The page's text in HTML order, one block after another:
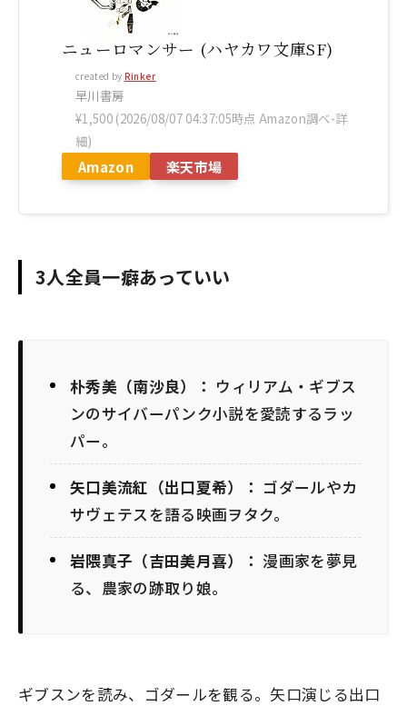
ニューロマンサー (ハヤカワ文庫SF)
created by Rinker
早川書房
¥1,500 (2026/08/07 04:37:05時点 Amazon調べ-詳
細)
Amazon 楽天市場
3人全員一癖あっていい
朴秀美（南沙良）： ウィリアム・ギブス
ンのサイバーパンク小説を愛読するラッ
パー。
矢口美流紅（出口夏希）： ゴダールやカ
サヴェテスを語る映画ヲタク。
岩隈真子（吉田美月喜）： 漫画家を夢見
る、農家の跡取り娘。
ギブスンを読み、ゴダールを観る。矢口演じる出口